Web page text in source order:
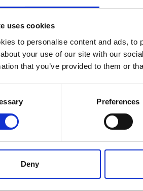
uses cookies
to personalise content and ads,
your use of our site with our
that you’ve provided to them or
Preferences
Deny
og dokumenter Tilbehør
HM 505
230V~ 50/60Hz 2090W